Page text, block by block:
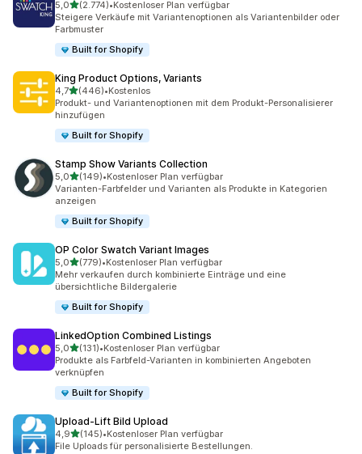
5,0von 5 Sternen
(2.774)
2774 Rezensionen insgesamt
•Kostenloser Plan verfügbar
Steigere Verkäufe mit Variantenoptionen als Variantenbilder oder
Farbmuster
Built for Shopify
King Product Options, Variants
4,7von 5 Sternen
(446)
446 Rezensionen insgesamt
•Kostenlos
Produkt- und Variantenoptionen mit dem Produkt-Personalisierer
hinzufügen
Built for Shopify
Stamp Show Variants Collection
5,0von 5 Sternen
(149)
149 Rezensionen insgesamt
•Kostenloser Plan verfügbar
Varianten-Farbfelder und Varianten als Produkte in Kategorien
anzeigen
Built for Shopify
OP Color Swatch Variant Images
5,0von 5 Sternen
(779)
779 Rezensionen insgesamt
•Kostenloser Plan verfügbar
Mehr verkaufen durch kombinierte Einträge und eine
übersichtliche Bildergalerie
Built for Shopify
LinkedOption Combined Listings
5,0von 5 Sternen
(131)
131 Rezensionen insgesamt
•Kostenloser Plan verfügbar
Produkte als Farbfeld-Varianten in kombinierten Angeboten
verknüpfen
Built for Shopify
Upload‑Lift Bild Upload
4,9von 5 Sternen
(145)
145 Rezensionen insgesamt
•Kostenloser Plan verfügbar
File Uploads für personalisierte Bestellungen.